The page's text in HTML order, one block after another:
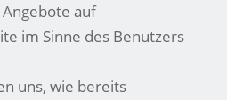
auf
im Sinne des Benutzers
uns, wie bereits